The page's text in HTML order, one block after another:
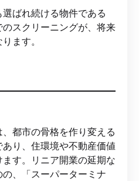
ばれ続ける物件である
スクリーニングが、将来
ます。
都市の骨格を作り変える
り、住環境や不動産価値
す。リニア開業の延期な
、「スーパーターミナ